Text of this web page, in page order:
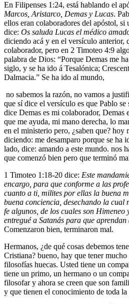
En Filipenses 1:24, está hablando el
Marcos, Aristarco, Demas y Lucas.
ellos eran colaboradores del apóstol, si
dice: Os saluda Lucas el médico
diciendo acá y en el versículo anterior,
colaborador, pero en 2 Timoteo 4:9
palabra de Dios: “Porque Demas me
siglo, y se ha ido á Tesalónica;
Dalmacia.” Se ha ido al mundo,
no sabemos la razón, no vamos a
que sí dice el versículo es que Pablo
dice Demas es mi colaborador, Demas
que me ayuda, mi mano derecha, lo
en el ministerio pero, ¿saben que? hoy
diciendo: me desamparo porque se ha
lado, dice: amando a este mundo. nos
que comenzó bien pero que terminó
1 Timoteo 1:18-20 dice: Este
encargo, para que conforme a las
cuanto a ti, milites por ellas la buena
buena conciencia, desechando la cual
fe algunos, de los cuales son Himeneo
entregué a Satanás para que
Comenzaron bien, terminaron mal.
Hermanos, ¿de qué cosas debemos
Cristiana? bueno, hay que tener
filosofías huecas. Usted tiene un
tiene un primo, un hermano o un
filosofar y ahora se creen que son
y que tienen el conocimiento de toda la